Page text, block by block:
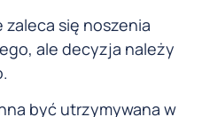
się noszenia
ale decyzja należy
być utrzymywana w